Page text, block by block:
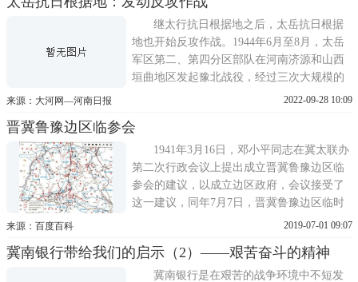
区政府同驻河北省涉县，后迁至邯郸市。刘
伯承、邓小平在邯郸指挥晋冀鲁豫野战军成
功地进行了陇海、定陶等
继太行抗日根据地之后，太岳抗日根据
地也开始反攻作战。1944年6月至8月，太岳
军区第二、第四分区部队在河南济源和山西
垣曲地区发起豫北战役，经过三次大规模的
攻势作战，先后毙、伤、俘日伪军2000余
公里，解放同胞10万余人，完全控制了济
(源)垣(曲)公路两侧及黄河北岸地区。1945年
4月，太岳军区部队集中第二
来源：大河网—河南日报 2022-09-28 10:09
晋冀鲁豫边区临参会
1941年3月16日，邓小平同志在冀太联办
第二次行政会议上提出成立晋冀鲁豫边区临
参会的建议，以成立边区政府，会议接受了
这一建议，同年7月7日，晋冀鲁豫边区临时
参议会第一次会议在山西辽县桐峪镇召开，
根据地的各种政策》的报告。1941年3月16
日，邓小平同志在冀太联办第二次行政会议
来源：百度百科 2019-07-01 09:07
冀南银行带给我们的启示（2）——艰苦奋斗的精神
冀南银行是在艰苦的战争环境中不短发